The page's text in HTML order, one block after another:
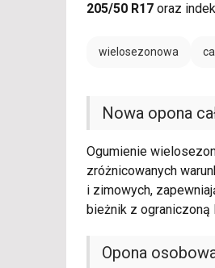
205/50 R17 oraz
wielosezonowa
Nowa opona
Ogumienie
zróżnicowanych
i zimowych,
bieżnik z
Opona